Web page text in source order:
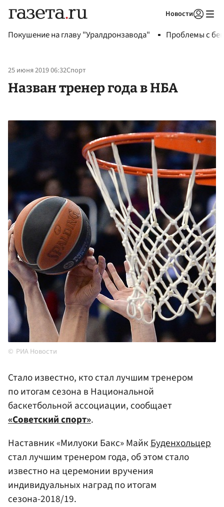
Новости
Покушение на главу "Уралдронзавода" Проблемы с
25 июня 2019 06:32Спорт
Назван тренер года в НБА
РИА Новости
Стало известно, кто стал лучшим тренером
по итогам сезона в Национальной
баскетбольной ассоциации, сообщает
«Советский спорт».
Наставник «Милуоки Бакс» МайкБуденхольцер
стал лучшим тренером года, об этом стало
известно на церемонии вручения
индивидуальных наград по итогам
сезона-2018/19.